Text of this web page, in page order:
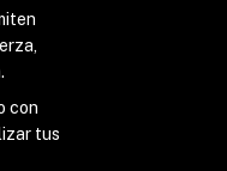
con
tus